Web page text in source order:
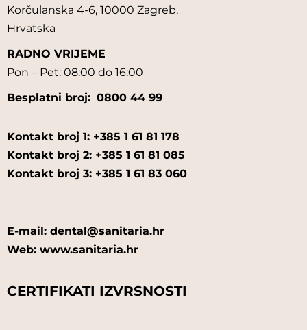
SOGEVA
SPEIKO
SYNERGOLAB
UBERT
UNICLEAN
Korčulanska 4-6, 10000 Zagreb,
Hrvatska
RADNO VRIJEME
Pon – Pet: 08:00 do 16:00
Besplatni broj: 0800 44 99
Kontakt broj 1: +385 1 61 81 178
Kontakt broj 2: +385 1 61 81 085
Kontakt broj 3: +385 1 61 83 060
E-mail: dental@sanitaria.hr
Web: www.sanitaria.hr
CERTIFIKATI IZVRSNOSTI